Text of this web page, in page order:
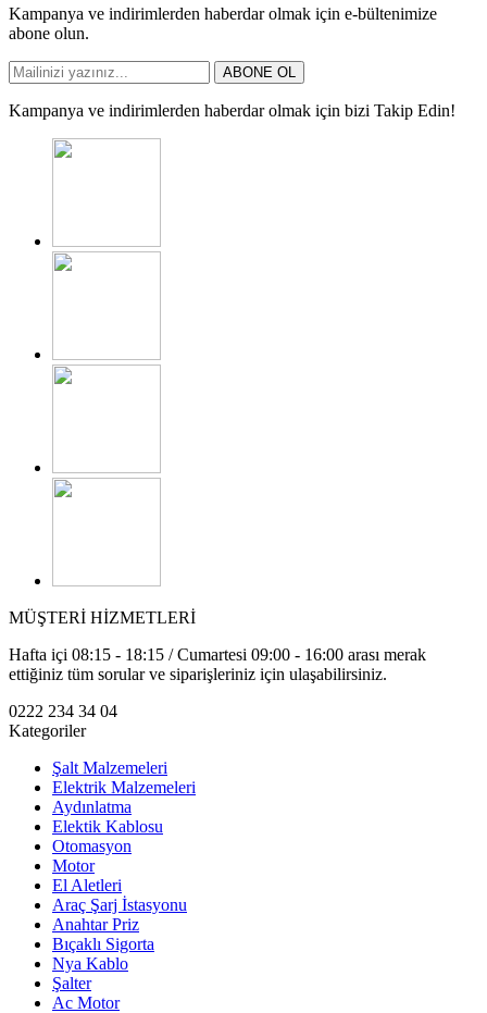
Kampanya ve indirimlerden haberdar olmak için e-bültenimize
abone olun.
ABONE OL
Kampanya ve indirimlerden haberdar olmak için bizi Takip Edin!
MÜŞTERİ HİZMETLERİ
Hafta içi 08:15 - 18:15 / Cumartesi 09:00 - 16:00 arası merak
ettiğiniz tüm sorular ve siparişleriniz için ulaşabilirsiniz.
0222 234 34 04
Kategoriler
Şalt Malzemeleri
Elektrik Malzemeleri
Aydınlatma
Elektik Kablosu
Otomasyon
Motor
El Aletleri
Araç Şarj İstasyonu
Anahtar Priz
Bıçaklı Sigorta
Nya Kablo
Şalter
Ac Motor